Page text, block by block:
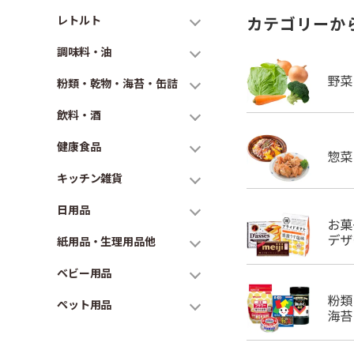
レトルト
調味料・油
粉類・乾物・海苔・缶詰
飲料・酒
健康食品
キッチン雑貨
日用品
紙用品・生理用品他
ベビー用品
ペット用品
カテゴリーか